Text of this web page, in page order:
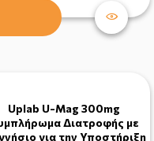
Uplab U-Mag 300mg
Διατροφής με
για την Υποστήριξη